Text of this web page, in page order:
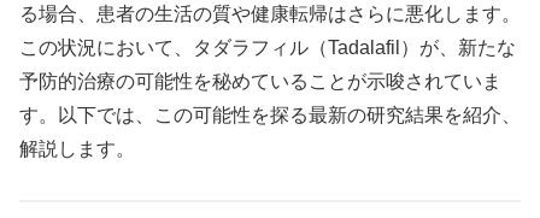
る場合、患者の生活の質や健康転帰はさらに悪化します。
この状況において、タダラフィル（Tadalafil）が、新たな
予防的治療の可能性を秘めていることが示唆されていま
す。以下では、この可能性を探る最新の研究結果を紹介、
解説します。